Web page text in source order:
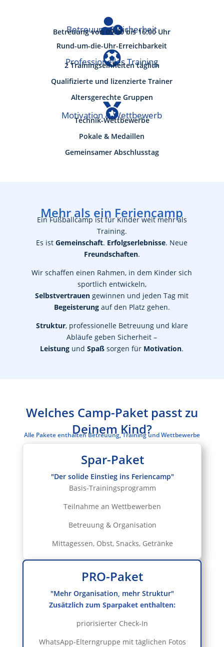

Betreuung & Sicherheit
Betreuung von 09:00 bis 16:00 Uhr
Rund-um-die-Uhr-Erreichbarkeit

Professionelles Training
2 Trainingseinheiten täglich
Qualifizierte und lizenzierte Trainer
Altersgerechte Gruppen

Motivation & Wettbewerb
Technik-Wettbewerbe
Pokale & Medaillen
Gemeinsamer Abschlusstag
Mehr als ein Feriencamp
Ein Fußballcamp ist für Kinder weit mehr als
Training.
Es istGemeinschaft. Erfolgserlebnisse. Neue
Freundschaften.
Wir schaffen einen Rahmen, in dem Kinder sich
sportlich entwickeln,
Selbstvertrauen gewinnen und jeden Tag mit
Begeisterungauf den Platz gehen.
Struktur, professionelle Betreuung und klare
Abläufe geben Sicherheit –
Leistung undSpaß sorgen für Motivation.
Welches Camp-Paket passt zu
Deinem Kind?
Alle Pakete enthalten Betreuung, Training und Wettbewerbe
Spar-Paket
"Der solide Einstieg ins Feriencamp"
Basis-Trainingsprogramm
Teilnahme an Wettbewerben
Betreuung & Organisation
Mittagessen, Obst, Snacks, Getränke
PRO-Paket
"Mehr Organisation, mehr Struktur"
Zusätzlich zum Sparpaket enthalten:
priorisierter Check-In
WhatsApp-Elterngruppe mit täglichen Fotos